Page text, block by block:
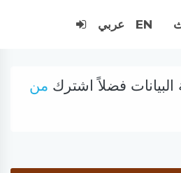
EN عربي
فضلاً اشترك من